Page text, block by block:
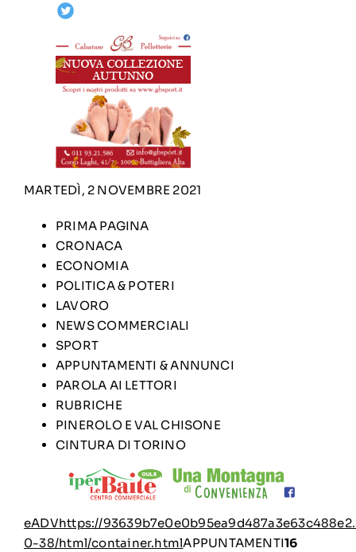
MARTEDÌ, 2 NOVEMBRE 2021
PRIMA PAGINA
CRONACA
ECONOMIA
POLITICA & POTERI
LAVORO
NEWS COMMERCIALI
SPORT
APPUNTAMENTI & ANNUNCI
PAROLA AI LETTORI
RUBRICHE
PINEROLO E VAL CHISONE
CINTURA DI TORINO
eADVhttps://
0-38/html/container.htmlAPPUNTAMENTI16